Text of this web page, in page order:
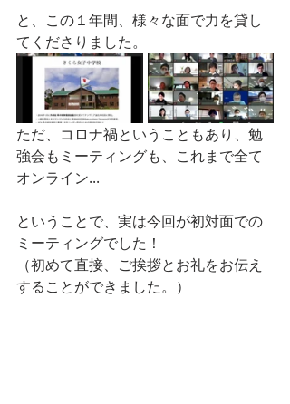
と、この１年間、様々な面で力を貸し
てくださりました。
ただ、コロナ禍ということもあり、勉
強会もミーティングも、これまで全て
オンライン...
ということで、実は今回が初対面での
ミーティングでした！
（初めて直接、ご挨拶とお礼をお伝え
することができました。）